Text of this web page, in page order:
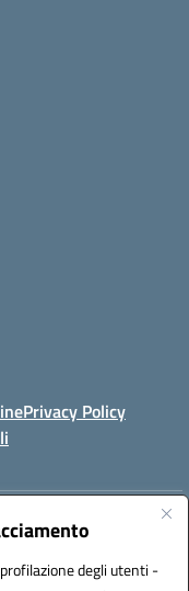
degli utenti -
Privacy Policy
(VV)